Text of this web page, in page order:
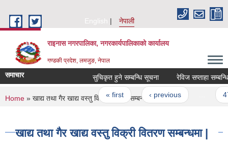
English
नेपाली
राइनास नगरपालिका, नगरकार्यपालिकाको कार्यालय
गण्डकी प्रदेश, लमजुङ, नेपाल
समाचार सुचिकृत हुने सम्बन्धि सूचना रेविज सप्ताहा
Pages
« first ‹ previous 47
You are here
Home » खाद्य तथा गैर खाद्य वस्तु विक्री वितरण सम्बन्धमा |
खाद्य तथा गैर खाद्य वस्तु विक्री वितरण सम्बन्धमा |